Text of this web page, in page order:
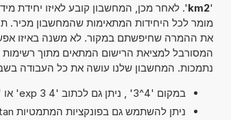
'
km2'. לאחר מכן, המחשבון קובע לאיזו יחידת
מומר לכל היחידות המתאימות שהמחשבון מכיר.
את ההמרה שחיפשתם במקור. לא משנה באיזו
המסורבל למציאת הרישום המתאים מתוך רשימות
נתמכות. המחשבון שלנו עושה את כל העבודה
במקום '4^3' , ניתן גם לכתוב '4 exp 3' או '4 pow 3'.